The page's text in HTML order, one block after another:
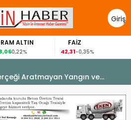
Giriş
Yap
FAİZ
-0,35%
Aratmayan Yangın ve